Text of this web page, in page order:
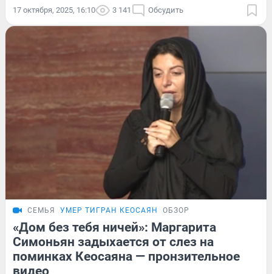
17 октября, 2025, 16:10 3 141 Обсудить
СЕМЬЯ УМЕР ТИГРАН КЕОСАЯН ОБЗОР
«Дом без тебя ничей»: Маргарита
Симоньян задыхается от слез на
поминках Кеосаяна — пронзительное